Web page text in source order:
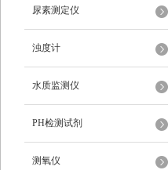
尿素测定仪
浊度计
水质监测仪
PH检测试剂
测氧仪